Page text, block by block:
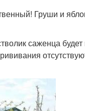
Груши и
саженца